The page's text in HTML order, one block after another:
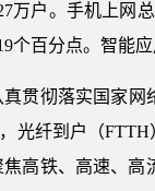
万户。手机上网
个百分点。智能
真贯彻落实国家
光纤到户（
高铁、高速、高